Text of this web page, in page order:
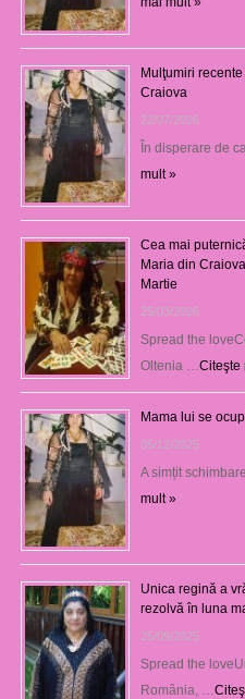
Mulţumiri
Craiova
22/07/2026
În disperare de
mult »
Cea mai
Maria din
Martie
25/03/2026
Spread the
Oltenia … Citeşte
Mama lui se
05/12/2025
A simțit
mult »
Unica regină a
rezolvă în luna
25/09/2025
Spread the
România, …